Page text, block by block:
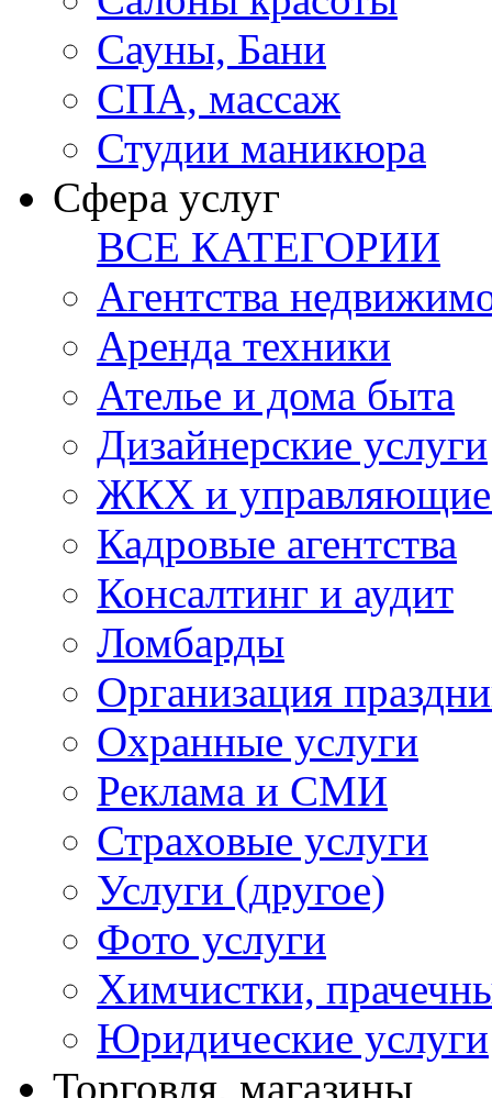
Сауны, Бани
СПА, массаж
Студии маникюра
Сфера услуг
ВСЕ КАТЕГОРИИ
Агентства
Аренда техники
Ателье и дома быта
Дизайнерские услуги
ЖКХ и управляющие
Кадровые агентства
Консалтинг и аудит
Ломбарды
Организация
Охранные услуги
Реклама и СМИ
Страховые услуги
Услуги (другое)
Фото услуги
Химчистки,
Юридические услуги
Торговля, магазины